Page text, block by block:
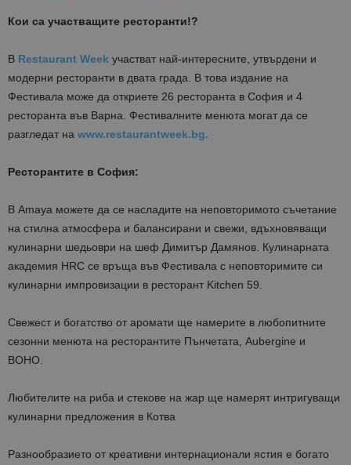
Кои са участващите ресторанти!?
В Restaurant Week участват най-интересните, утвърдени и
модерни ресторанти в двата града. В това издание на
Фестивала може да откриете 26 ресторанта в София и 4
ресторанта във Варна. Фестивалните менюта могат да се
разгледат на www.restaurantweek.bg.
Ресторантите в София:
В Amaya можете да се насладите на неповторимото съчетание
на стилна атмосфера и балансирани и свежи, вдъхновяващи
кулинарни шедьоври на шеф Димитър Дамянов. Кулинарната
академия HRC се връща във Фестивала с неповторимите си
кулинарни импровизации в ресторант Kitchen 59.
Свежест и богатство от аромати ще намерите в любопитните
сезонни менюта на ресторантите Пънчетата, Aubergine и
BOHO.
Любителите на риба и стекове на жар ще намерят интригуващи
кулинарни предложения в Котва
Разнообразието от креативни интернационали ястия е богато